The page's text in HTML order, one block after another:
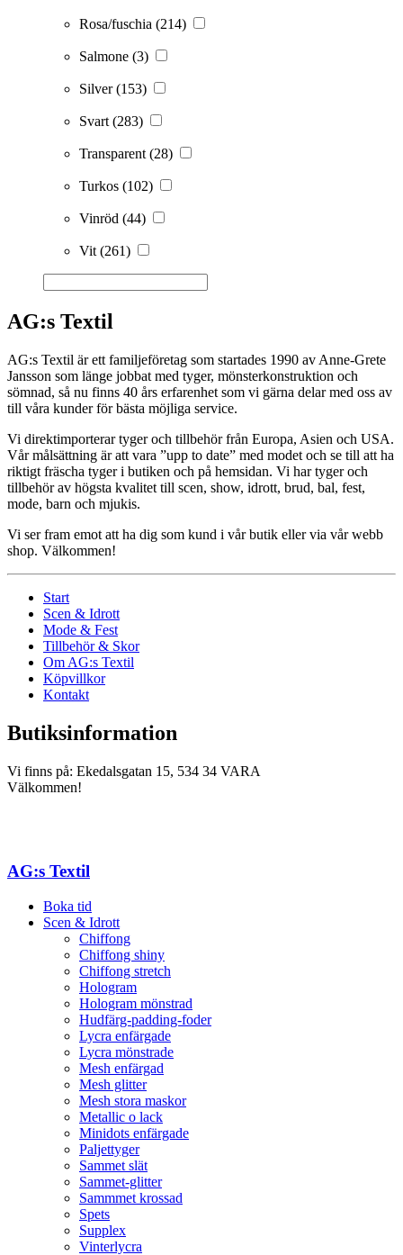
Rosa/fuschia (214)
Salmone (3)
Silver(153)
Svart (283)
Transparent (28)
Turkos (102)
Vinröd (44)
Vit (261)
AG:s Textil
AG:s Textil är ett familjeföretag som startades 1990 av Anne-Grete
Jansson som länge jobbat med tyger, mönsterkonstruktion och
sömnad, så nu finns 40 års erfarenhet som vi gärna delar med oss av
till våra kunder för bästa möjliga service.
Vi direktimporterar tyger och tillbehör från Europa, Asien och USA.
Vår målsättning är att vara ”upp to date” med modet och se till att ha
riktigt fräscha tyger i butiken och på hemsidan. Vi har tyger och
tillbehör av högsta kvalitet till scen, show, idrott, brud, bal, fest,
mode, barn och mjukis.
Vi ser fram emot att ha dig som kund i vår butik eller via vår webb
shop. Välkommen!
Start
Scen & Idrott
Mode & Fest
Tillbehör & Skor
Om AG:s Textil
Köpvillkor
Kontakt
Butiksinformation
Vi finns på: Ekedalsgatan 15, 534 34 VARA
Välkommen!
AG:s Textil
Boka tid
Scen & Idrott
Chiffong
Chiffong shiny
Chiffong stretch
Hologram
Hologram mönstrad
Hudfärg-padding-foder
Lycra enfärgade
Lycra mönstrade
Mesh enfärgad
Mesh glitter
Mesh stora maskor
Metallic o lack
Minidots enfärgade
Paljettyger
Sammet slät
Sammet-glitter
Sammmet krossad
Spets
Supplex
Vinterlycra